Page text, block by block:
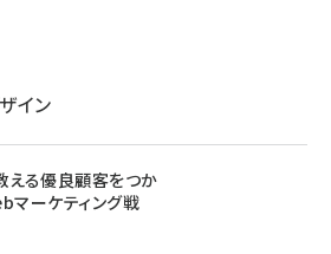
イン
える優良顧客をつか
マーケティング戦